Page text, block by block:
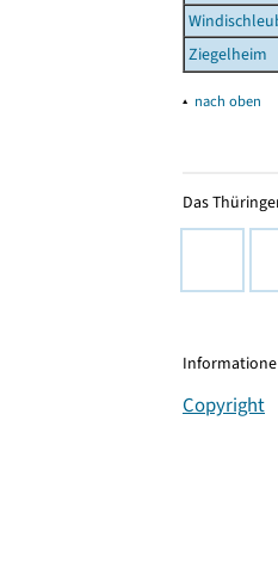
Ziegelheim
▴ nach oben
Das
Copyright